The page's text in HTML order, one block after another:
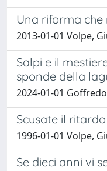
Una riforma
2013-01-01 Volpe,
Salpi e il
sponde della
2024-01-01
Scusate il ritardo
1996-01-01 Volpe,
Se dieci anni vi